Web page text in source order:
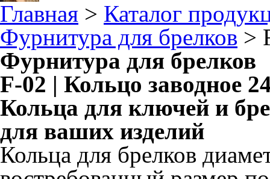
Главная > Каталог
Фурнитура для брелков >
Фурнитура для брелков
F-02 | Кольцо заводное
Кольца для ключей и
для ваших изделий
Кольца для брелков